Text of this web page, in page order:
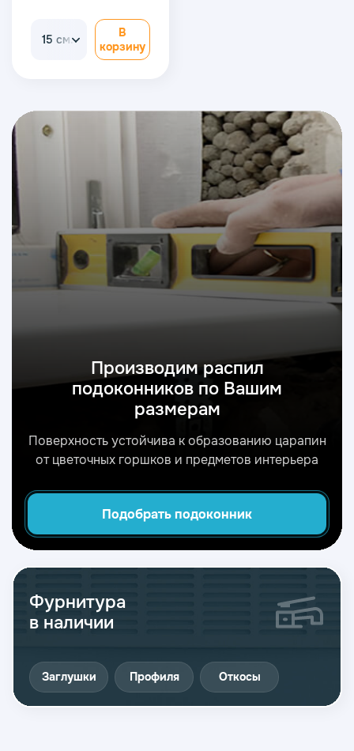
15 см.
В
корзину
Производим распил
подоконников по Вашим
размерам
Поверхность устойчива к образованию царапин
от цветочных горшков и предметов интерьера
Подобрать подоконник
Фурнитура
в наличии
Заглушки Профиля Откосы